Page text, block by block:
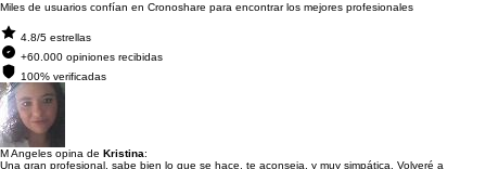
Miles de usuarios confían en Cronoshare para encontrar los mejores profesionales
4.8/5 estrellas
+60.000 opiniones recibidas
100% verificadas
M Angeles opina de Kristina:
Una gran profesional, sabe bien lo que se hace, te aconseja, y muy simpática. Volveré a